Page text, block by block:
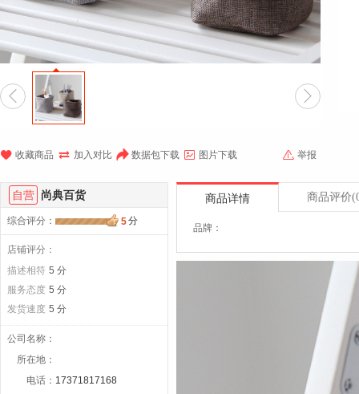
 
 收藏商品  加入对比  举报
 数据包下载  图片下载
商品详情 商品评价
品牌：
自营 尚典百货
综合评分 ： 5分
店铺评分：
描述相符 5 分
服务态度 5 分
发货速度 5 分
公司名称 ：
所在地 ：
电话 ： 17371817168